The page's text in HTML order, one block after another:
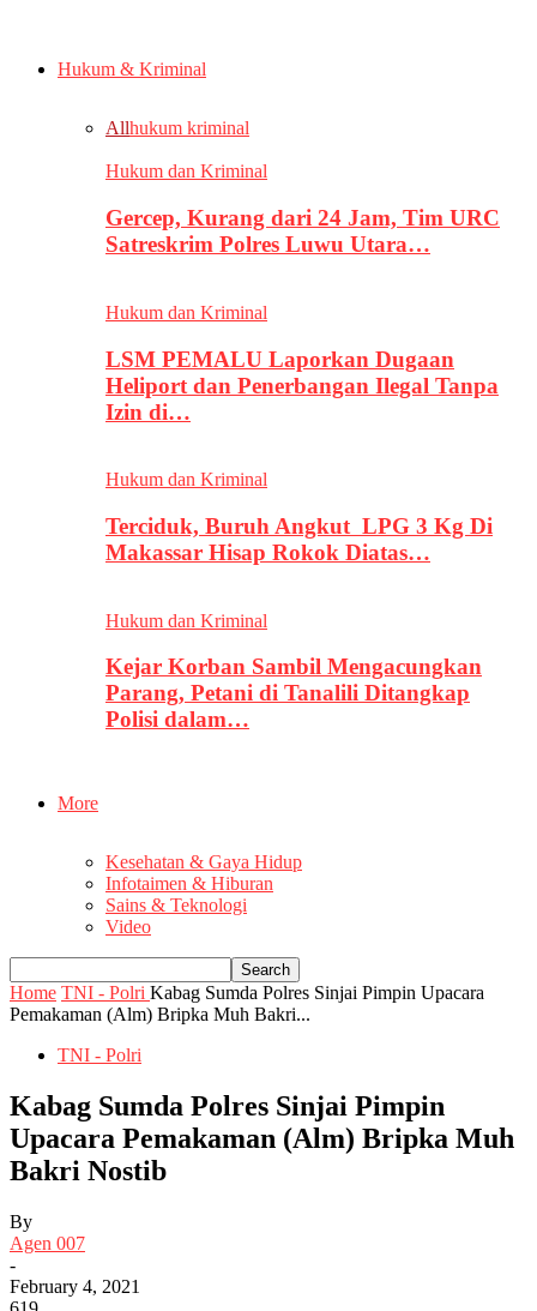
Hukum & Kriminal
Allhukum kriminal
Hukum dan Kriminal
Gercep, Kurang dari 24 Jam, Tim URC
Satreskrim Polres Luwu Utara…
Hukum dan Kriminal
LSM PEMALU Laporkan Dugaan
Heliport dan Penerbangan Ilegal Tanpa
Izin di…
Hukum dan Kriminal
Terciduk, Buruh Angkut LPG 3 Kg Di
Makassar Hisap Rokok Diatas…
Hukum dan Kriminal
Kejar Korban Sambil Mengacungkan
Parang, Petani di Tanalili Ditangkap
Polisi dalam…
More
Kesehatan & Gaya Hidup
Infotaimen & Hiburan
Sains & Teknologi
Video
Home TNI - Polri Kabag Sumda Polres Sinjai Pimpin Upacara
Pemakaman (Alm) Bripka Muh Bakri...
TNI - Polri
Kabag Sumda Polres Sinjai Pimpin
Upacara Pemakaman (Alm) Bripka Muh
Bakri Nostib
By
Agen 007
-
February 4, 2021